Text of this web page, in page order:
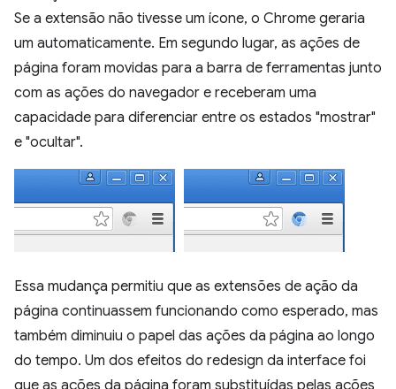
Se a extensão não tivesse um ícone, o Chrome geraria
um automaticamente. Em segundo lugar, as ações de
página foram movidas para a barra de ferramentas junto
com as ações do navegador e receberam uma
capacidade para diferenciar entre os estados "mostrar"
e "ocultar".
Essa mudança permitiu que as extensões de ação da
página continuassem funcionando como esperado, mas
também diminuiu o papel das ações da página ao longo
do tempo. Um dos efeitos do redesign da interface foi